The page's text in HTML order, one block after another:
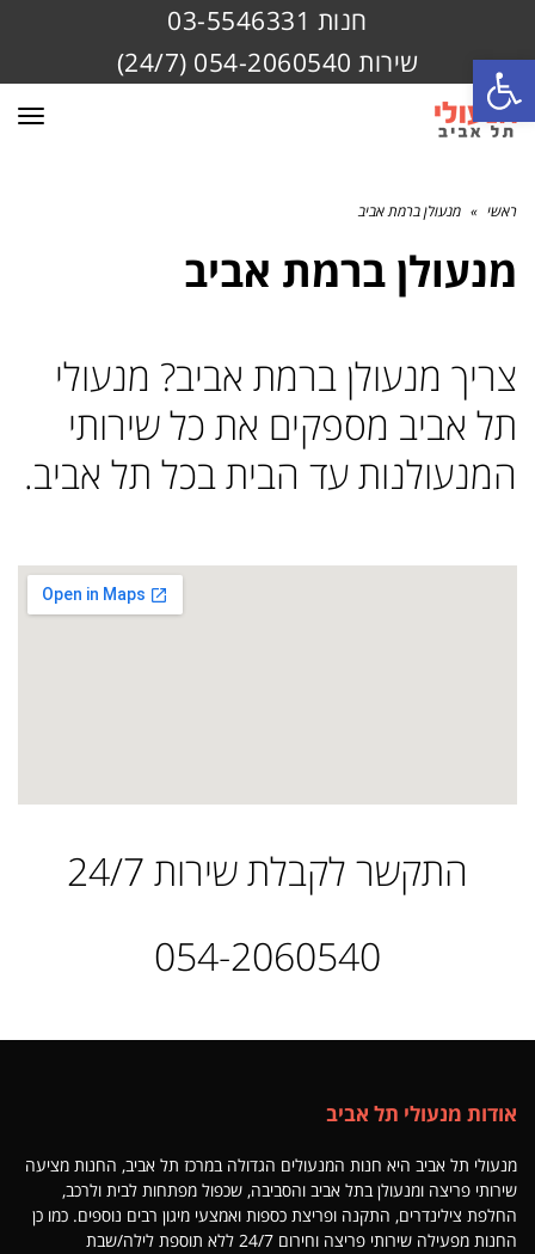
פתח סרגל נגישות
חנות 03-5546331
שירות 054-2060540 (24/7)
ראשי » מנעולן ברמת אביב
מנעולן ברמת אביב
צריך מנעולן ברמת אביב? מנעולי
תל אביב מספקים את כל שירותי
המנעולנות עד הבית בכל תל אביב.
התקשר לקבלת שירות 24/7
054-2060540
אודות מנעולי תל אביב
מנעולי תל אביב היא חנות המנעולים הגדולה במרכז תל אביב, החנות מציעה
שירותי פריצה ומנעולן בתל אביב והסביבה, שכפול מפתחות לבית ולרכב,
החלפת צילינדרים, התקנה ופריצת כספות ואמצעי מיגון רבים נוספים. כמו כן
החנות מפעילה שירותי פריצה וחירום 24/7 ללא תוספת לילה/שבת